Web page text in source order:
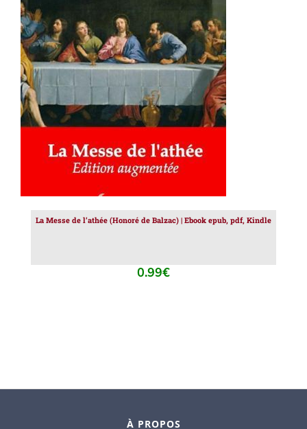
AJOUTER AU PANIER / DÉTAILS
La Messe de l’athée (Honoré de Balzac) | Ebook epub, pdf, Kindle
0.99€
À PROPOS